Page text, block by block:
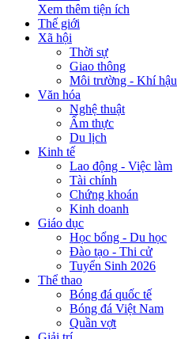
Xem thêm tiện ích
Thế giới
Xã hội
Thời sự
Giao thông
Môi trường - Khí hậu
Văn hóa
Nghệ thuật
Ẩm thực
Du lịch
Kinh tế
Lao động - Việc làm
Tài chính
Chứng khoán
Kinh doanh
Giáo dục
Học bổng - Du học
Đào tạo - Thi cử
Tuyển Sinh 2026
Thể thao
Bóng đá quốc tế
Bóng đá Việt Nam
Quần vợt